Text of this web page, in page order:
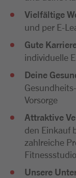
Vielfältige
und per E-
Gute
individuelle
Deine
Vorsorge
Attraktive
den Einkauf
zahlreiche
Unsere